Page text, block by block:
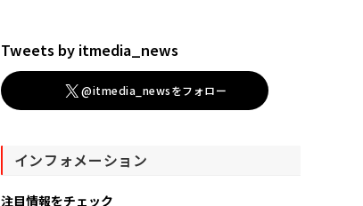
Tweets by itmedia_news
@itmedia_newsをフォロー
インフォメーション
注目情報をチェック